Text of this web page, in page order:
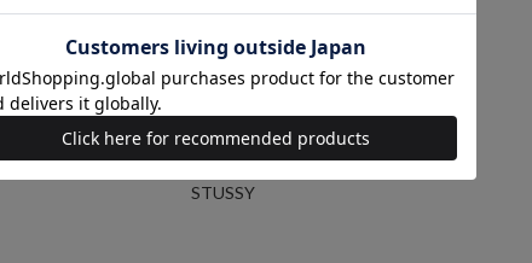
Ralph Lauren
STUSSY